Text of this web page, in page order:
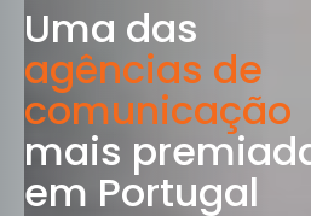
Uma das
agências de
comunicação
mais
em Portugal